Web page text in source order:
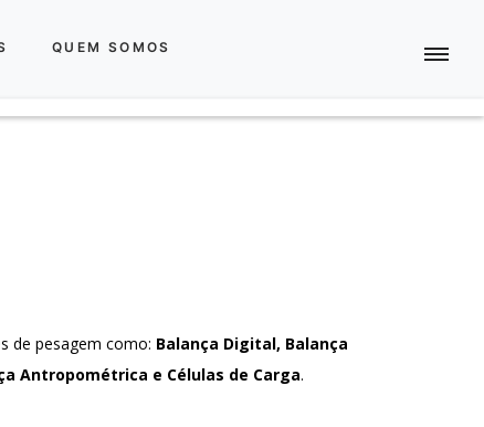
QUEM SOMOS
de pesagem como: Balança Digital, Balança
Antropométrica e Células de Carga.